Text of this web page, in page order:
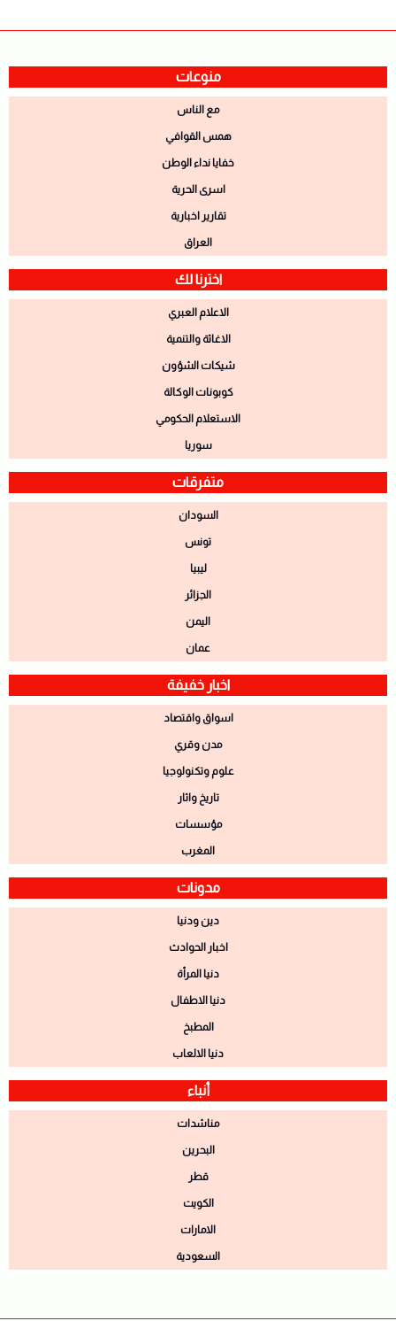
منوعات
مع الناس
همس القوافي
خفايا نداء الوطن
اسرى الحرية
تقارير اخبارية
العراق
اخترنا لك
الاعلام العبري
الاغاثة والتنمية
شيكات الشؤون
كوبونات الوكالة
الاستعلام الحكومي
سوريا
متفرقات
السودان
تونس
ليبيا
الجزائر
اليمن
عمان
اخبار خفيفة
اسواق واقتصاد
مدن وقري
علوم وتكنولوجيا
تاريخ واثار
مؤسسات
المغرب
مدونات
دين ودنيا
اخبار الحوادث
دنيا المرأة
دنيا الاطفال
المطبخ
دنيا الالعاب
أنباء
مناشدات
البحرين
قطر
الكويت
الامارات
السعودية